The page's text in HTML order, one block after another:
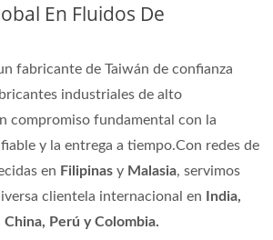
En Fluidos De
fabricante de Taiwán de confianza
industriales de alto
compromiso fundamental con la
y la entrega a tiempo.Con redes de
en Filipinas y Malasia, servimos
clientela internacional en
India,
Perú y Colombia.